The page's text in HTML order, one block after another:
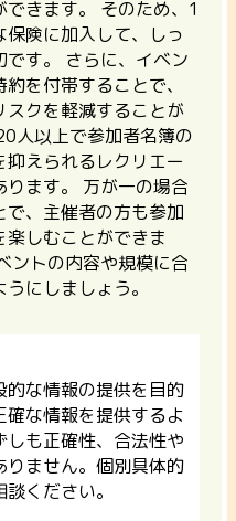
きます。 そのため、1
険に加入して、しっ
す。 さらに、イベン
を付帯することで、
スクを軽減することが
人以上で参加者名簿の
抑えられるレクリエー
ります。 万が一の場合
、主催者の方も参加
しむことができま
ントの内容や規模に合
にしましょう。
的な情報の提供を目的
な情報を提供するよ
も正確性、合法性や
りません。個別具体的
ください。